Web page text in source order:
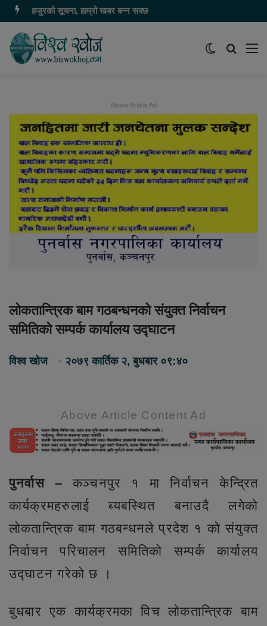
हजुरको सूचना, हाम्रो खबर बन्न सक्छ
समाचार
Switch
Above Article Ad
लोकतान्त्रिक बाम गठबन्धनको संयुक्त निर्वाचन
समितिको सम्पर्क कार्यालय उद्घाटन
विश्व खोज २०७९ कार्तिक २, बुधबार ०९:४०
Above Article Content Ad
पुनर्वास – कञ्चनपुर १ मा निर्वाचन केन्द्रित
कार्यक्रमहरुलाई ब्यबस्थित बनाउदै लगेको
लोकतान्त्रिक बाम गठबन्धनले प्रदेश १ को संयुक्त
निर्वाचन परिचालन समितिको सम्पर्क कार्यालय
उद्घाटन गरेको छ ।
बुधबार एक कार्यक्रमका विच लोकतान्त्रिक बाम